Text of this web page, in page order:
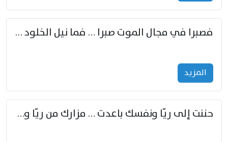
فصبرا في مجال الموت صبرا … فما نيل الخلود بمستطاع
المزید
حننت إلى ريّا ونفسك باعدت … مزارك من ريّا وشعباكما معا